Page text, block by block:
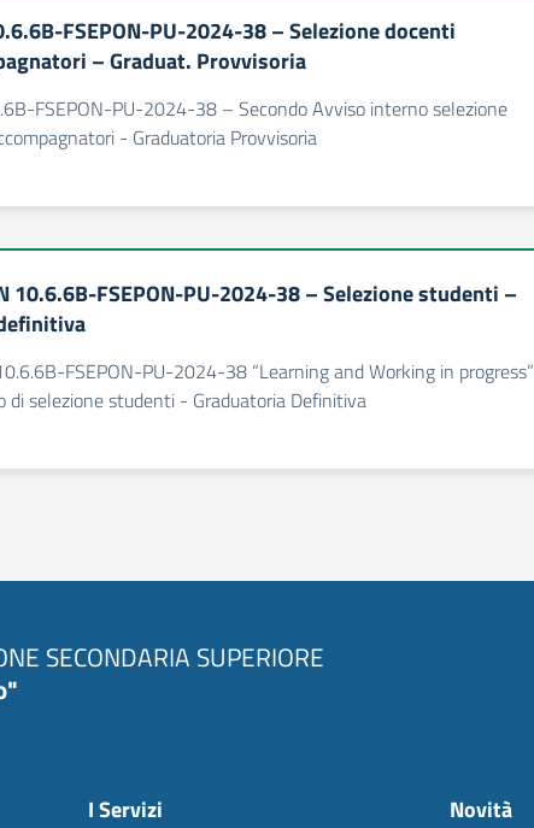
FSEPON-PU-2024-38 – Selezione docenti
– Graduat. Provvisoria
FSEPON-PU-2024-38 – Secondo Avviso interno selezione
- Graduatoria Provvisoria
10.6.6B-FSEPON-PU-2024-38 – Selezione studenti –
FSEPON-PU-2024-38 “Learning and Working in progress”
di selezione studenti - Graduatoria Definitiva
SECONDARIA SUPERIORE
I Servizi Novità